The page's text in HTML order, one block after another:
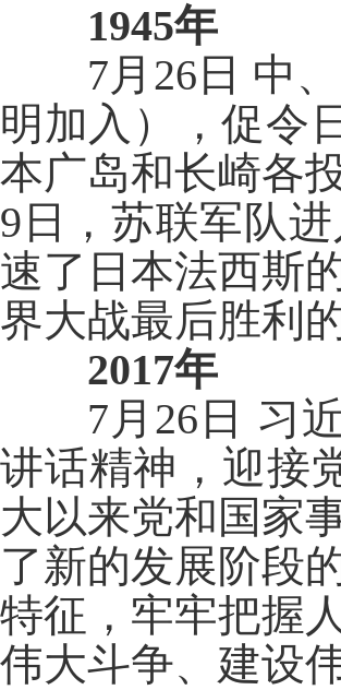
1945年
7月26日 中、
明加入），促令
本广岛和长崎各
9日，苏联军队
速了日本法西斯
界大战最后胜利
2017年
7月26日 习近
讲话精神，迎接
大以来党和国家
了新的发展阶段
特征，牢牢把握
伟大斗争、建设